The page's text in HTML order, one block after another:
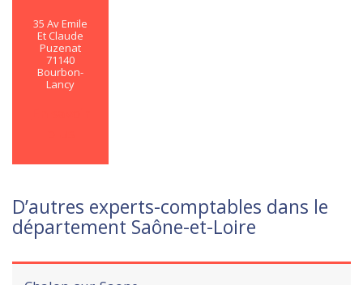
35 Av Emile
Et Claude
Puzenat
71140
Bourbon-
Lancy
D’autres experts-comptables dans le
département Saône-et-Loire